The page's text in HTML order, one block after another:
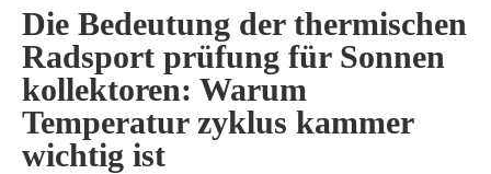
Die Bedeutung der thermischen
Radsport prüfung für Sonnen
kollektoren: Warum
Temperatur zyklus kammer
wichtig ist